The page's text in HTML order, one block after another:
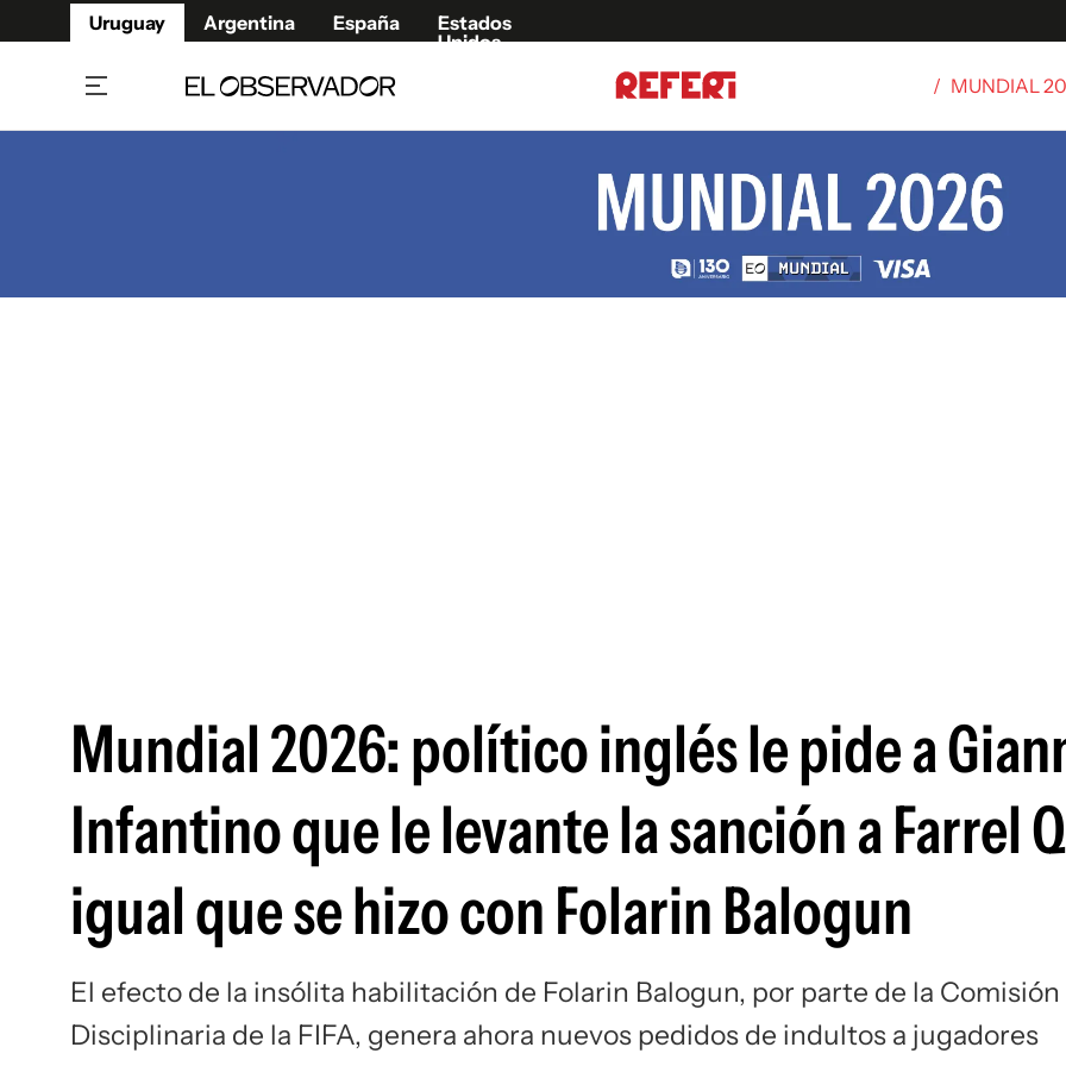
Uruguay Argentina España
Estados
Unidos
/ MUNDIAL
Mundial 2026: político inglés le pide a
Infantino que le levante la sanción a Farrel
igual que se hizo con Folarin Balogun
El efecto de la insólita habilitación de Folarin Balogun, por parte de la Comisión
Disciplinaria de la FIFA, genera ahora nuevos pedidos de indultos a jugadores